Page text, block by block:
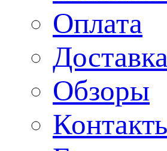
Оплата
Доставка
Обзоры